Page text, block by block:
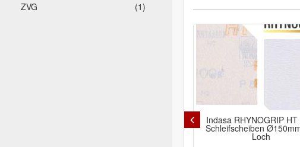
(1)
ZVG
Indasa RHYNOGRIP HT
Schleifscheiben
Loch